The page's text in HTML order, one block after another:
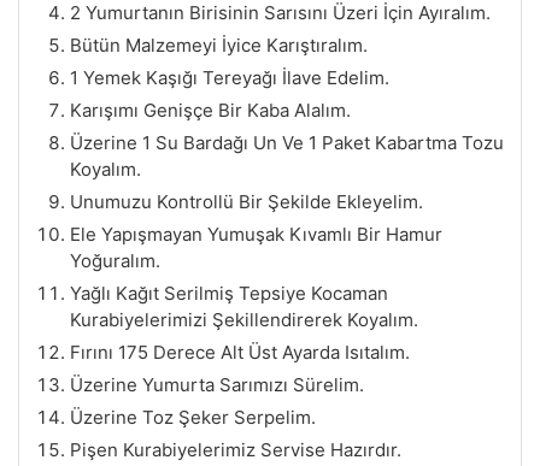
2 Yumurtanın Birisinin Sarısını Üzeri İçin Ayıralım.
Bütün Malzemeyi İyice Karıştıralım.
1 Yemek Kaşığı Tereyağı İlave Edelim.
Karışımı Genişçe Bir Kaba Alalım.
Üzerine 1 Su Bardağı Un Ve 1 Paket Kabartma Tozu
Koyalım.
Unumuzu Kontrollü Bir Şekilde Ekleyelim.
Ele Yapışmayan Yumuşak Kıvamlı Bir Hamur
Yoğuralım.
Yağlı Kağıt Serilmiş Tepsiye Kocaman
Kurabiyelerimizi Şekillendirerek Koyalım.
Fırını 175 Derece Alt Üst Ayarda Isıtalım.
Üzerine Yumurta Sarımızı Sürelim.
Üzerine Toz Şeker Serpelim.
Pişen Kurabiyelerimiz Servise Hazırdır.